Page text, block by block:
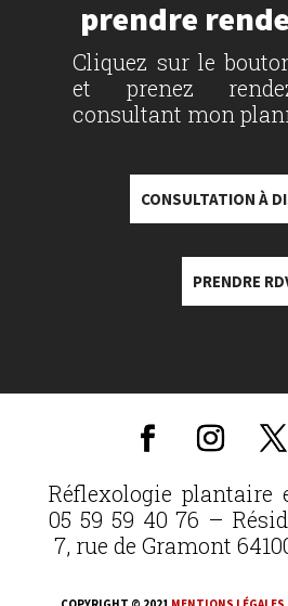
prendre
Cliquez sur le
et prenez
consultant mon
CONSULTATION À
PRENDRE
Réflexologie plantaire
05 59 59 40 76 –
7, rue de Gramont